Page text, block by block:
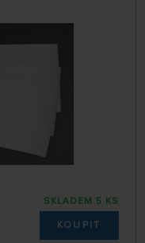
SKLADEM 5 KS
KOUPIT